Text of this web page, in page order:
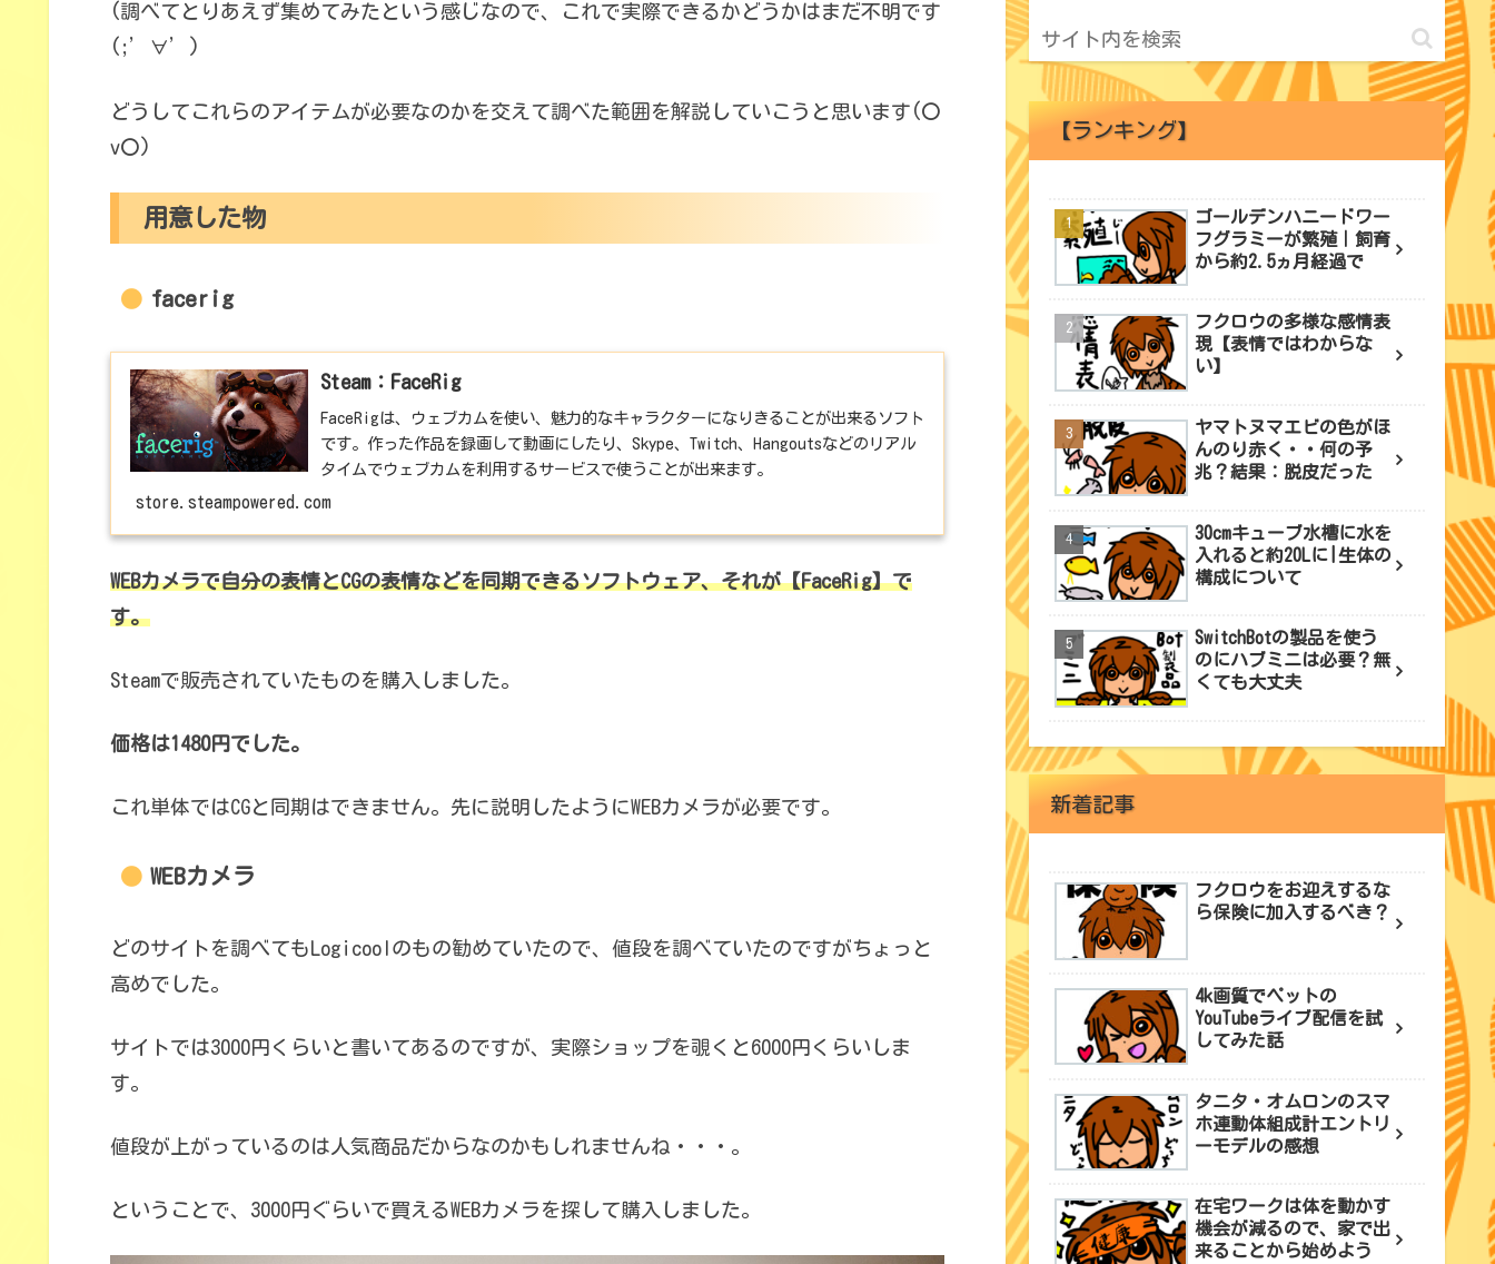
(調べてとりあえず集めてみたという感じなので、これで実際できるかどうかはまだ不明です
(;’∀’)
どうしてこれらのアイテムが必要なのかを交えて調べた範囲を解説していこうと思います(〇
v〇)
用意した物
facerig
Steam：FaceRig
FaceRigは、ウェブカムを使い、魅力的なキャラクターになりきることが出来るソフト
です。作った作品を録画して動画にしたり、Skype、Twitch、Hangoutsなどのリアル
タイムでウェブカムを利用するサービスで使うことが出来ます。
store.steampowered.com
WEBカメラで自分の表情とCGの表情などを同期できるソフトウェア、それが【FaceRig】で
す。
Steamで販売されていたものを購入しました。
価格は1480円でした。
これ単体ではCGと同期はできません。先に説明したようにWEBカメラが必要です。
WEBカメラ
どのサイトを調べてもLogicoolのもの勧めていたので、値段を調べていたのですがちょっと
高めでした。
サイトでは3000円くらいと書いてあるのですが、実際ショップを覗くと6000円くらいしま
す。
値段が上がっているのは人気商品だからなのかもしれませんね・・・。
ということで、3000円ぐらいで買えるWEBカメラを探して購入しました。
【ランキング】
ゴールデンハニードワー
フグラミーが繁殖｜飼育
から約2.5ヵ月経過で
フクロウの多様な感情表
現【表情ではわからな
い】
ヤマトヌマエビの色がほ
んのり赤く・・何の予
兆？結果：脱皮だった
30cmキューブ水槽に水を
入れると約20Lに|生体の
構成について
SwitchBotの製品を使う
のにハブミニは必要？無
くても大丈夫
新着記事
フクロウをお迎えするな
ら保険に加入するべき？
4k画質でペットの
YouTubeライブ配信を試
してみた話
タニタ・オムロンのスマ
ホ連動体組成計エントリ
ーモデルの感想
在宅ワークは体を動かす
機会が減るので、家で出
来ることから始めよう